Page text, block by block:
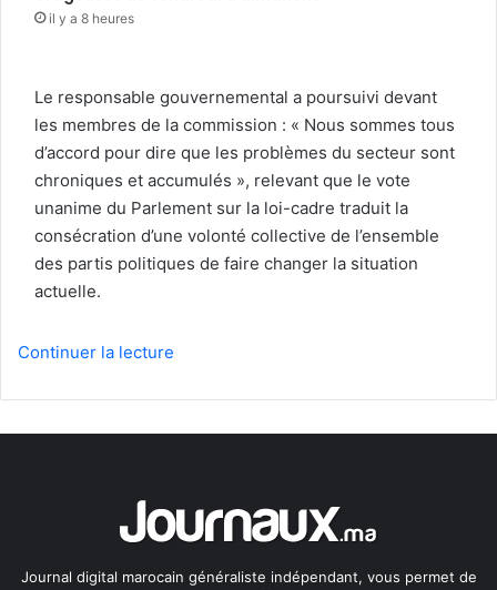
il y a 8 heures
Le responsable gouvernemental a poursuivi devant
les membres de la commission : « Nous sommes tous
d’accord pour dire que les problèmes du secteur sont
chroniques et accumulés », relevant que le vote
unanime du Parlement sur la loi-cadre traduit la
consécration d’une volonté collective de l’ensemble
des partis politiques de faire changer la situation
actuelle.
Continuer la lecture
Journal digital marocain généraliste indépendant, vous permet de